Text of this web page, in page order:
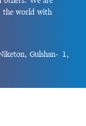
the world with
Gulshan-1,